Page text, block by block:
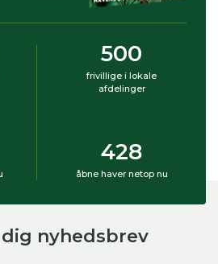
500
frivillige i lokale
afdelinger
428
åbne haver netop nu
nyhedsbrev